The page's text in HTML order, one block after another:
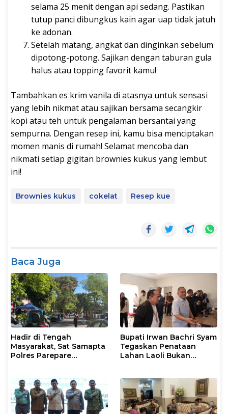
selama 25 menit dengan api sedang. Pastikan
tutup panci dibungkus kain agar uap tidak jatuh
ke adonan.
Setelah matang, angkat dan dinginkan sebelum
dipotong-potong. Sajikan dengan taburan gula
halus atau topping favorit kamu!
Tambahkan es krim vanila di atasnya untuk sensasi
yang lebih nikmat atau sajikan bersama secangkir
kopi atau teh untuk pengalaman bersantai yang
sempurna. Dengan resep ini, kamu bisa menciptakan
momen manis di rumah! Selamat mencoba dan
nikmati setiap gigitan brownies kukus yang lembut
ini!
Brownies kukus cokelat Resep kue
Baca Juga
Hadir di Tengah
Masyarakat, Sat Samapta
Polres Parepare
Bupati Irwan Bachri Syam
Tegaskan Penataan
Lahan Laoli Bukan